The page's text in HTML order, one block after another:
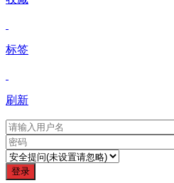
标签
刷新
登录